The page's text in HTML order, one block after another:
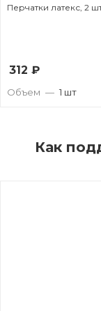
Перчатки латекс, 2
312 ₽
Объем — 1 шт
Как